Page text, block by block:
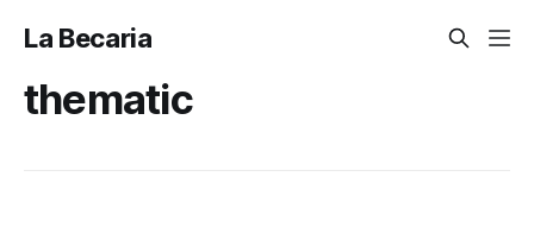
La Becaria
thematic